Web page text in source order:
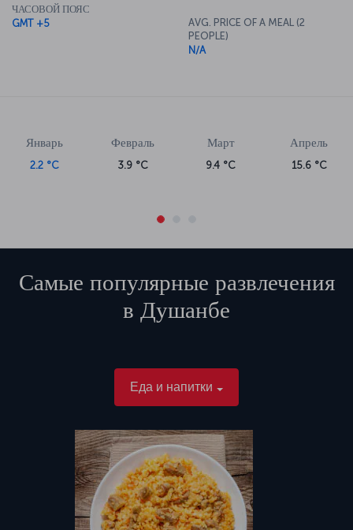
ЧАСОВОЙ ПОЯС
GMT +5
AVG. PRICE OF A MEAL (2
PEOPLE)
N/A
Январь
2.2 °C
Февраль
3.9 °C
Март
9.4 °C
Апрель
15.6 °C
Самые популярные развлечения
в Душанбе
Еда и напитки